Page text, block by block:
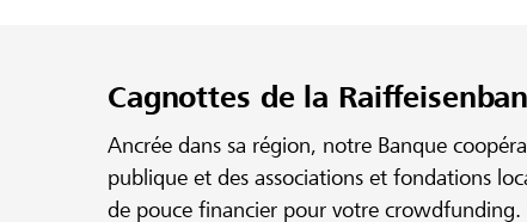
Cagnottes de la
Ancrée dans sa région, notre Banque
publique et des associations et fondations
de pouce financier pour votre